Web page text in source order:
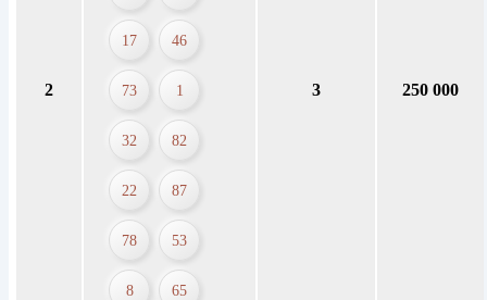
2
17 46
73 1
32 82
22 87
78 53
8 65
3 250 000